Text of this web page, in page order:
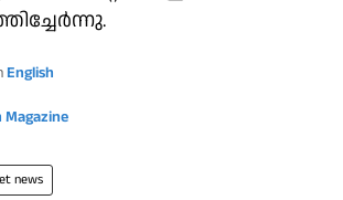
English
Magazine
news